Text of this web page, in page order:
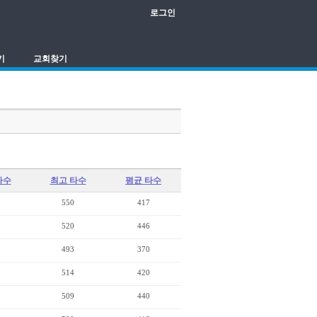
로그인
교회찾기
수 최고 타수 평균 타수
550 417
520 446
493 370
514 420
509 440